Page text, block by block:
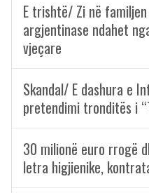
E trishtë/ Zi në
argjentinase ndahet
vjeçare
Skandal/ E dashura e
pretendimi tronditës i
30 milionë euro rrogë
letra higjienike,